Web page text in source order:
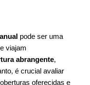
pode ser uma
viajam
abrangente,
é crucial avaliar
oferecidas e